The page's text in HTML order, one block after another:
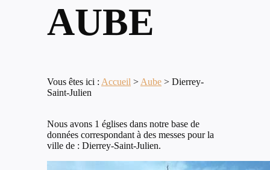
AUBE
Vous êtes ici : Accueil > Aube > Dierrey-
Saint-Julien
Nous avons 1 églises dans notre base de
données correspondant à des messes pour la
ville de : Dierrey-Saint-Julien.